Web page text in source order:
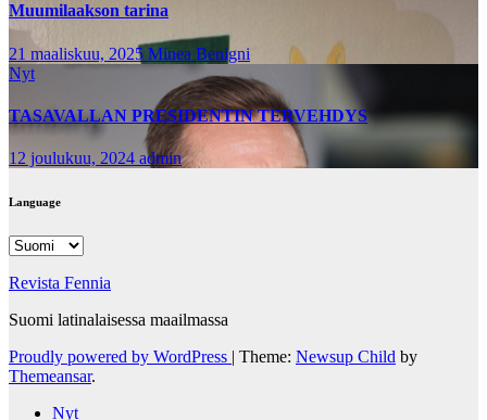
Muumilaakson tarina
21 maaliskuu, 2025 Minea Benigni
Nyt
TASAVALLAN PRESIDENTIN TERVEHDYS
12 joulukuu, 2024 admin
Language
Language
Revista Fennia
Suomi latinalaisessa maailmassa
Proudly powered by WordPress | Theme: Newsup Child by
Themeansar.
Nyt